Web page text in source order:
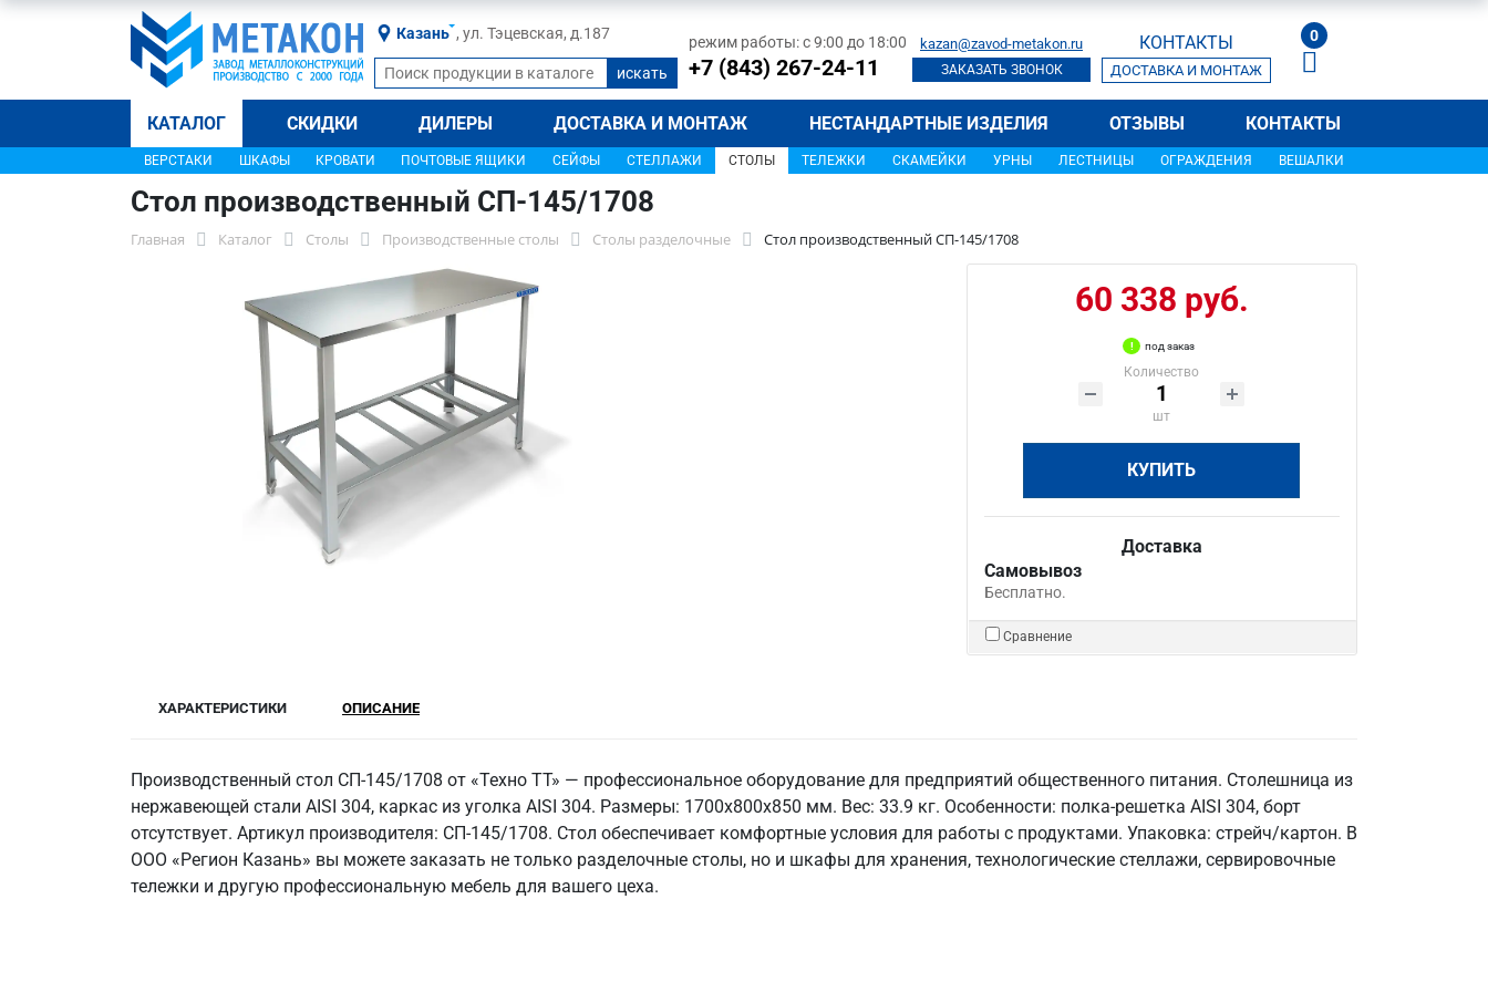
Казань , ул. Тэцевская, д.187 режим работы: с 9:00 до 18:00
+7 (843) 267-24-11
kazan@zavod-metakon.ru
ЗАКАЗАТЬ ЗВОНОК
КОНТАКТЫ
ДОСТАВКА И МОНТАЖ
0
КАТАЛОГ СКИДКИ ДИЛЕРЫ ДОСТАВКА И МОНТАЖ НЕСТАНДАРТНЫЕ ИЗДЕЛИЯ ОТЗЫВЫ КОНТАКТЫ
ВЕРСТАКИ ШКАФЫ КРОВАТИ ПОЧТОВЫЕ ЯЩИКИ СЕЙФЫ СТЕЛЛАЖИ СТОЛЫ ТЕЛЕЖКИ СКАМЕЙКИ УРНЫ ЛЕСТНИЦЫ ОГРАЖДЕНИЯ ВЕШАЛКИ
Стол производственный СП-145/1708
Главная Каталог Столы Производственные столы Столы разделочные Стол производственный СП-145/1708
60 338 руб.
под заказ
Количество
шт
КУПИТЬ
Доставка
Самовывоз
Бесплатно.
Сравнение
ХАРАКТЕРИСТИКИ ОПИСАНИЕ
Производственный стол СП-145/1708 от «Техно ТТ» — профессиональное оборудование для предприятий общественного питания. Столешница из
нержавеющей стали AISI 304, каркас из уголка AISI 304. Размеры: 1700x800x850 мм. Вес: 33.9 кг. Особенности: полка-решетка AISI 304, борт
отсутствует. Артикул производителя: СП-145/1708. Стол обеспечивает комфортные условия для работы с продуктами. Упаковка: стрейч/картон. В
ООО «Регион Казань» вы можете заказать не только разделочные столы, но и шкафы для хранения, технологические стеллажи, сервировочные
тележки и другую профессиональную мебель для вашего цеха.